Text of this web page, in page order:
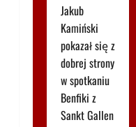
Jakub
Kamiński
pokazał się z
dobrej strony
w spotkaniu
Benfiki z
Sankt Gallen